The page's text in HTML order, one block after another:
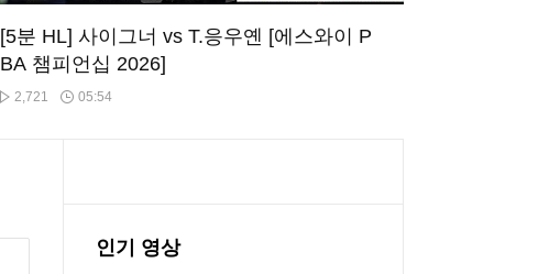
[5분 HL] 사이그너 vs T.응우옌 [에스와이 P
BA 챔피언십 2026]
2,721 05:54
인기 영상